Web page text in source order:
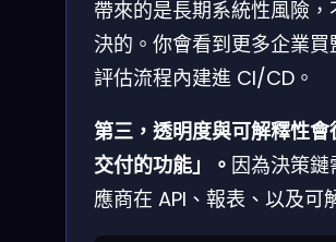
帶來的是長期系統性風險
決的。你會看到更多企業
評估流程內建進 CI/CD。
第三，透明度與可解釋性
交付的功能」。 因為決策
應商在 API、報表、以及可